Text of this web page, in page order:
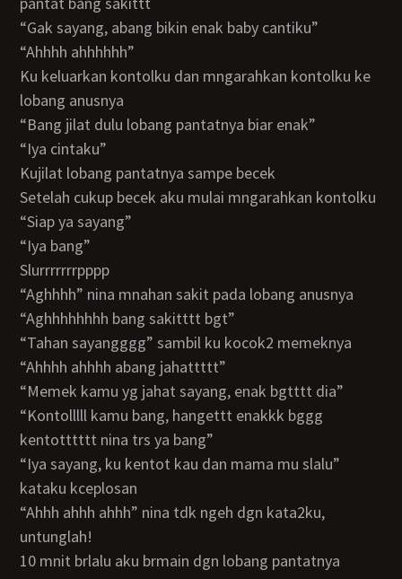
“gak sayang, abang bikin enak baby cantiku”
“ahhhh ahhhhhh”
ku keluarkan kontolku dan mngarahkan kontolku ke
lobang anusnya
“bang jilat dulu lobang pantatnya biar enak”
“iya cintaku”
kujilat lobang pantatnya sampe becek
setelah cukup becek aku mulai mngarahkan kontolku
“siap ya sayang”
“iya bang”
slurrrrrrrpppp
“aghhhh” nina mnahan sakit pada lobang anusnya
“aghhhhhhhh bang sakitttt bgt”
“tahan sayangggg” sambil ku kocok2 memeknya
“ahhhh ahhhh abang jahattttt”
“memek kamu yg jahat sayang, enak bgtttt dia”
“kontolllll kamu bang, hangettt enakkk bggg
kentotttttt nina trs ya bang”
“iya sayang, ku kentot kau dan mama mu slalu”
kataku kceplosan
“ahhh ahhh ahhh” nina tdk ngeh dgn kata2ku,
untunglah!
10 mnit brlalu aku brmain dgn lobang pantatnya